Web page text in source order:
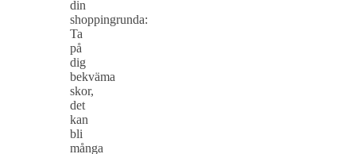
din
shoppingrunda:
Ta
på
dig
bekväma
skor,
det
kan
bli
många